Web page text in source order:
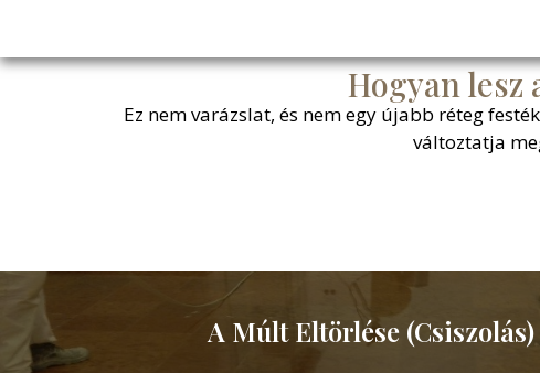
Hogyan
Ez nem varázslat, és nem egy újabb réteg
változtatja
A Múlt Eltörlése (Csiszolás)